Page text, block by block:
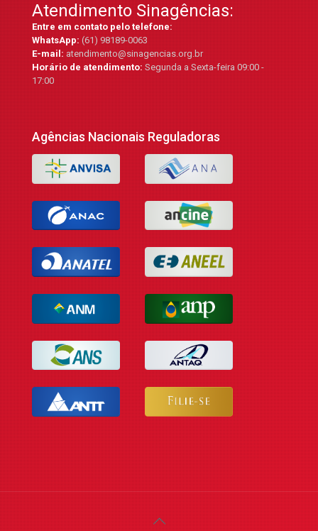
Atendimento Sinagências:
Entre em contato pelo telefone:
WhatsApp:(61) 98189-0063
E-mail:atendimento@sinagencias.org.br
Horário de atendimento:Segunda a Sexta-feira 09:00 -
17:00
Agências Nacionais Reguladoras